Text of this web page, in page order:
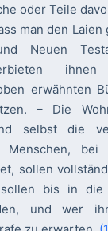
oder Teile
man den Laien
Neuen
erwähnten
– Die
selbst die
Menschen, bei
sollen
bis in die
und wer